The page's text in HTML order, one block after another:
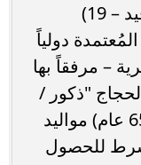
بالتطعيم ضد فيروس كورونا (كوفيد – 19)
لموسم 2024م /2025 م المُعتمدة دولياً
– مرفقاً بها
"ذكور /
إناث " الذين تزيد أعمارهم عن (65 عام) مواليد
كشرط للحصول